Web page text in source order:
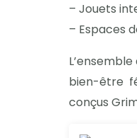
– Jouets
– Espaces
bien-être
conçus